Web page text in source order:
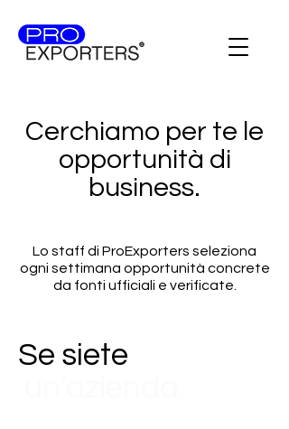
Cerchiamo per te le
opportunità di
business.
Lo staff di ProExporters seleziona
ogni settimana opportunità concrete
da fonti ufficiali e verificate.
Se siete